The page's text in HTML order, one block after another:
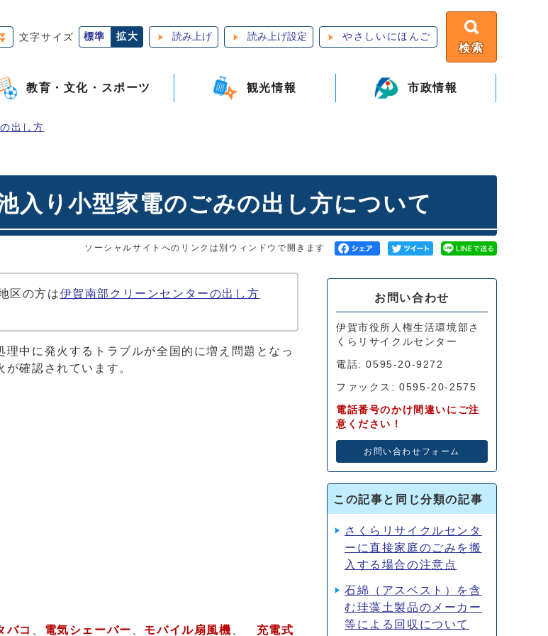
文字サイズ 標準 拡大 読み上げ 読み上げ設定 やさしいにほんご
検索
教育・文化・スポーツ 観光情報 市政情報
出し方
入り小型家電のごみの出し方について
ソーシャルサイトへのリンクは別ウィンドウで開きます
区の方は伊賀南部クリーンセンターの出し方
中に発火するトラブルが全国的に増え問題となっ
確認されています。
バコ 電気シェーバー モバイル扇風機 充電式
お問い合わせ
伊賀市役所人権生活環境部さ
くらリサイクルセンター
電話: 0595-20-9272
ファックス: 0595-20-2575
電話番号のかけ間違いにご注
意ください！
お問い合わせフォーム
この記事と同じ分類の記事
さくらリサイクルセンタ
ーに直接家庭のごみを搬
入する場合の注意点
石綿（アスベスト）を含
む珪藻土製品のメーカー
等による回収について